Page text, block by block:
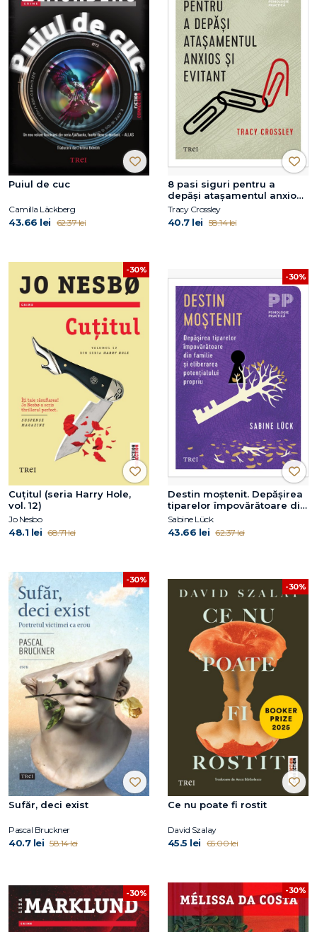
Puiul de cuc
Camilla Läckberg
43.66 lei 62.37 lei
8 pasi siguri pentru a
depăși atașamentul anxios
și evitant
Tracy Crossley
40.7 lei 58.14 lei
-30%
Cuțitul (seria Harry Hole,
vol. 12)
Jo Nesbo
48.1 lei 68.71 lei
-30%
Destin moștenit. Depășirea
tiparelor împovărătoare din
familie și eliberarea
potențialului propriu
Sabine Lück
43.66 lei 62.37 lei
-30%
Sufăr, deci exist
Pascal Bruckner
40.7 lei 58.14 lei
-30%
Ce nu poate fi rostit
David Szalay
45.5 lei 65.00 lei
-30% -30%